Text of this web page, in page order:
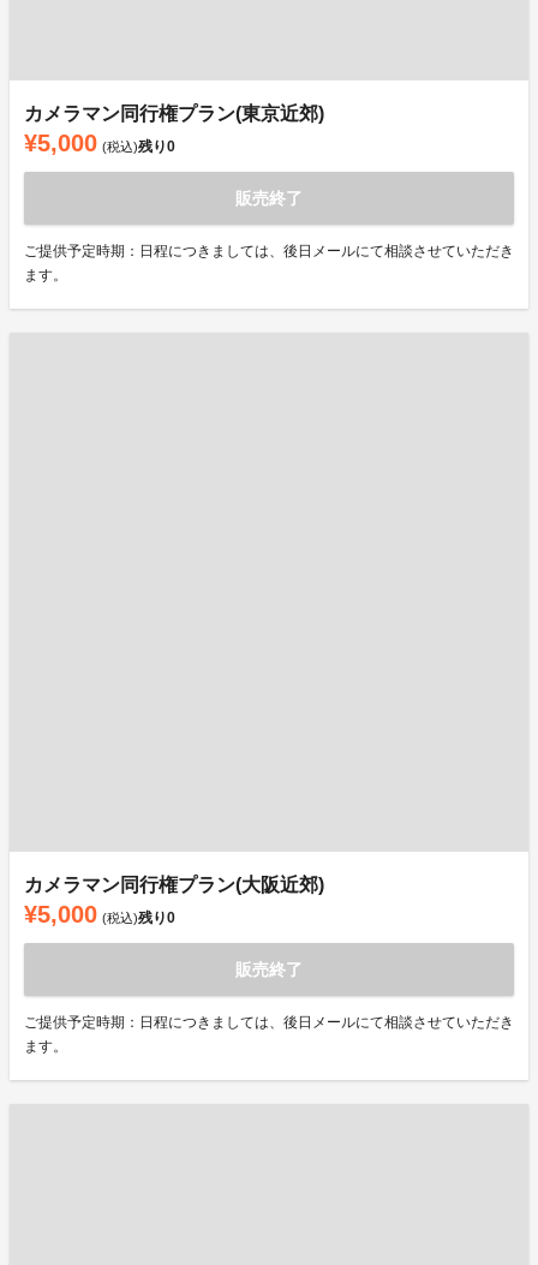
カメラマン同行権プラン(東京近郊)
¥5,000 (税込)残り0
販売終了
ご提供予定時期：日程につきましては、後日メールにて相談させていただき
ます。
カメラマン同行権プラン(大阪近郊)
¥5,000 (税込)残り0
販売終了
ご提供予定時期：日程につきましては、後日メールにて相談させていただき
ます。